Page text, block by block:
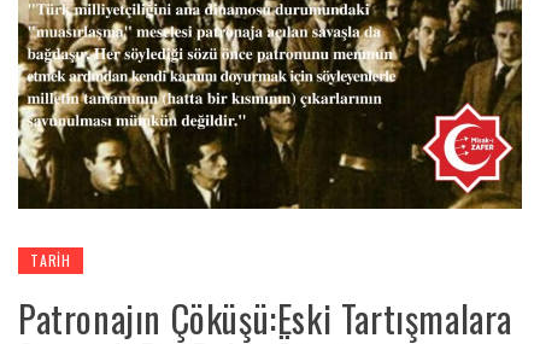
TARIH
Patronajın Çöküşü:Eski Tartışmalara